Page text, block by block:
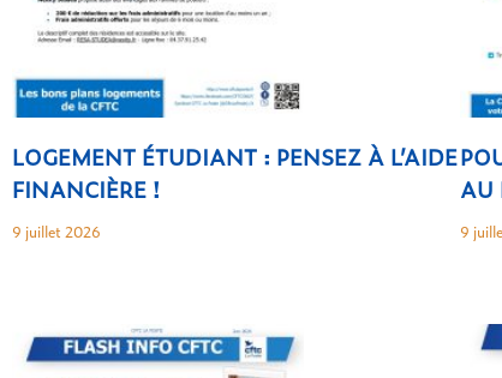
LOGEMENT ÉTUDIANT : PENSEZ À L’AIDE
FINANCIÈRE !
9 juillet 2026
AU
9